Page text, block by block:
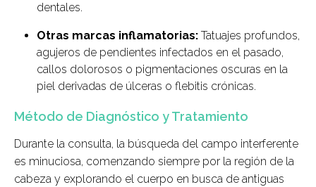
dentales.
Otras marcas inflamatorias: Tatuajes profundos,
agujeros de pendientes infectados en el pasado,
callos dolorosos o pigmentaciones oscuras en la
piel derivadas de úlceras o flebitis crónicas.
Método de Diagnóstico y Tratamiento
Durante la consulta, la búsqueda del campo interferente
es minuciosa, comenzando siempre por la región de la
cabeza y explorando el cuerpo en busca de antiguas